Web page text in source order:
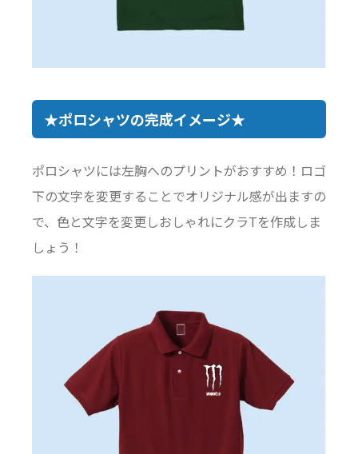
★ポロシャツの完成イメージ★
ポロシャツには左胸へのプリントがおすすめ！ロゴ
下の文字を変更することでオリジナル感が出ますの
で、色と文字を変更しおしゃれにクラTを作成しま
しょう！